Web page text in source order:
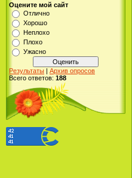
Оцените мой сайт
Отлично
Хорошо
Неплохо
Плохо
Ужасно
Результаты | Архив опросов
Всего ответов: 188